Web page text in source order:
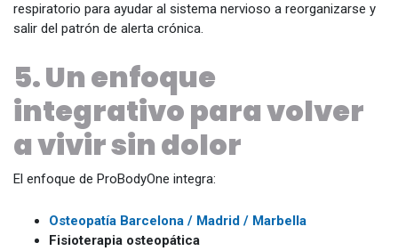
respiratorio para ayudar al sistema nervioso a reorganizarse y
salir del patrón de alerta crónica.
5. Un enfoque
integrativo para volver
a vivir sin dolor
El enfoque de ProBodyOne integra:
Osteopatía Barcelona / Madrid / Marbella
Fisioterapia osteopática